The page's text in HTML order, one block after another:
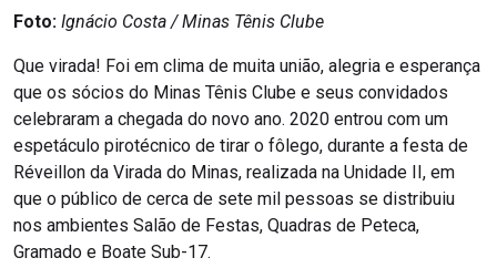
Foto: Ignácio Costa / Minas Tênis Clube
Que virada! Foi em clima de muita união, alegria e esperança
que os sócios do Minas Tênis Clube e seus convidados
celebraram a chegada do novo ano. 2020 entrou com um
espetáculo pirotécnico de tirar o fôlego, durante a festa de
Réveillon da Virada do Minas, realizada na Unidade II, em
que o público de cerca de sete mil pessoas se distribuiu
nos ambientes Salão de Festas, Quadras de Peteca,
Gramado e Boate Sub-17.